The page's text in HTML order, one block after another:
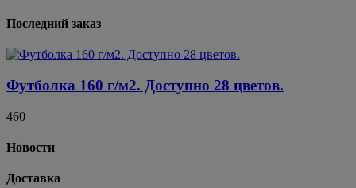
Последний заказ
Футболка 160 г/м2. Доступно 28 цветов.
460
Новости
Доставка